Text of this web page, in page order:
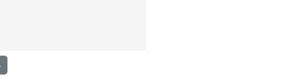
姿撮影」などのほか、その行為自体で